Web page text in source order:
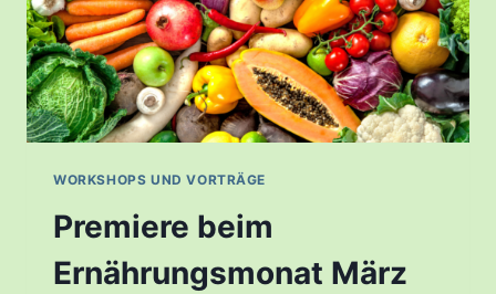
WORKSHOPS UND VORTRÄGE
Premiere beim
Ernährungsmonat März